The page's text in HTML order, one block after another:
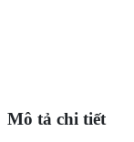
Mô tả chi tiết